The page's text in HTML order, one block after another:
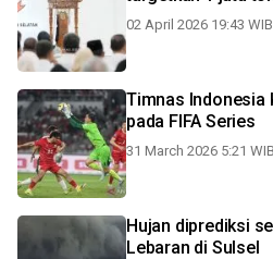
02 April 2026 19:43 WIB
Timnas Indonesia
pada FIFA Series
31 March 2026 5:21 WIB
Hujan diprediksi
Lebaran di Sulsel